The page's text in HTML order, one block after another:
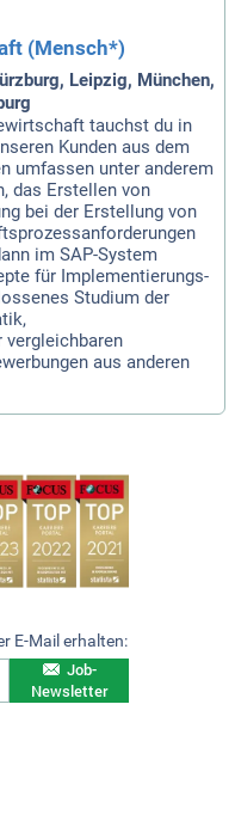
(Mensch*)
Leipzig, München,
tauchst du in
Kunden aus dem
umfassen unter anderem
das Erstellen von
bei der Erstellung von
im SAP-System
für Implementierungs-
Studium der
aus anderen
E-Mail erhalten:
Job-
Newsletter